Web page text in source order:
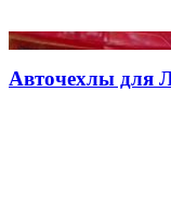
Авточехлы для